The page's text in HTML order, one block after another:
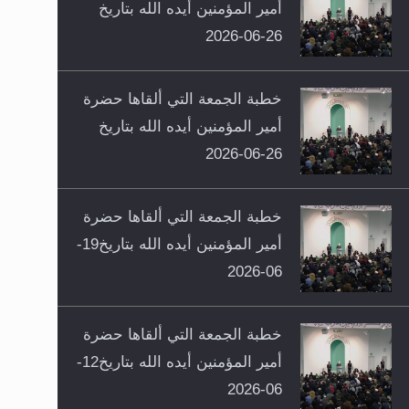
أمير المؤمنين أيده الله بتاريخ
26-06-2026
خطبة الجمعة التي ألقاها حضرة
أمير المؤمنين أيده الله بتاريخ
26-06-2026
خطبة الجمعة التي ألقاها حضرة
أمير المؤمنين أيده الله بتاريخ19-
06-2026
خطبة الجمعة التي ألقاها حضرة
أمير المؤمنين أيده الله بتاريخ12-
06-2026